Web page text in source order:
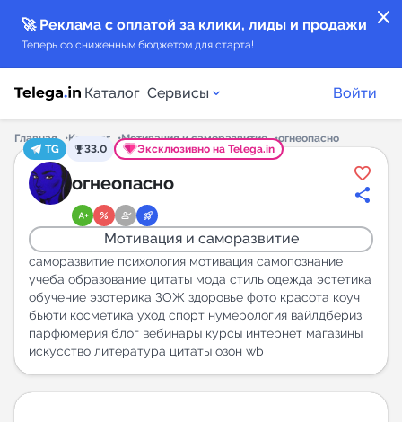
close
🚀 Реклама с оплатой за клики, лиды и продажи
Теперь со сниженным бюджетом для старта!
Каталог Сервисы
Каталог каналов
Каталог ботов
Горящие предложения
Индекс читаемости каналов в Telegram
New
Аналитика MAX каналов
New
Войти
Главная Каталог Мотивация и саморазвитие
огнеопасно
TG
33.0 Эксклюзивно на Telega.in
огнеопасно
Мотивация и саморазвитие
саморазвитие психология мотивация самопознание
учеба образование цитаты мода стиль одежда эстетика
обучение эзотерика ЗОЖ здоровье фото красота коуч
бьюти косметика уход спорт нумерология вайлдбериз
парфюмерия блог вебинары курсы интернет магазины
искусство литература цитаты озон wb